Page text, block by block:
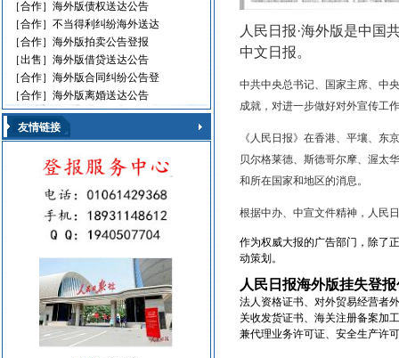
维权公告 解除声明
迁址公告 法院公告
开庭传票 海事文书
［合作］海外版债权送达公告
［合作］不当得利纠纷海外送达
［合作］海外版拍卖公告登报
［出售］海外版借贷送达公告
［合作］海外版合同纠纷公告登
［合作］海外版离婚送达公告
友情链接
人民日报·海外版是中国
中文日报。
中共中央总书记、国家主席、中
成就，对进一步做好对外宣传工
《人民日报》在香港、平壤、
贝尔格莱德、斯德哥尔摩、渥太
和所在国家和地区的消息。
根据中办、中宣文件精神，人民
作为权威大报的广告部门，除了
动策划。
人民日报海外版挂失登
法人资格证书、对外贸易经营者
关收发货证书、海关注册备案加
兼代理业务许可证、安全生产许